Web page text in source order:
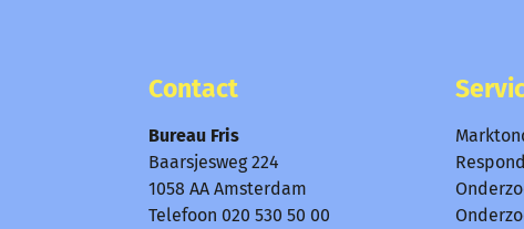
Contact
Bureau Fris
Baarsjesweg 224
1058 AA Amsterdam
Telefoon020 530 50 00